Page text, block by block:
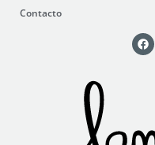
Contacto